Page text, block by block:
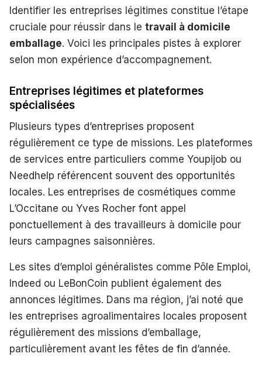
Identifier les entreprises légitimes constitue l’étape
cruciale pour réussir dans le travail à domicile
emballage. Voici les principales pistes à explorer
selon mon expérience d’accompagnement.
Entreprises légitimes et plateformes
spécialisées
Plusieurs types d’entreprises proposent
régulièrement ce type de missions. Les plateformes
de services entre particuliers comme Youpijob ou
Needhelp référencent souvent des opportunités
locales. Les entreprises de cosmétiques comme
L’Occitane ou Yves Rocher font appel
ponctuellement à des travailleurs à domicile pour
leurs campagnes saisonnières.
Les sites d’emploi généralistes comme Pôle Emploi,
Indeed ou LeBonCoin publient également des
annonces légitimes. Dans ma région, j’ai noté que
les entreprises agroalimentaires locales proposent
régulièrement des missions d’emballage,
particulièrement avant les fêtes de fin d’année.